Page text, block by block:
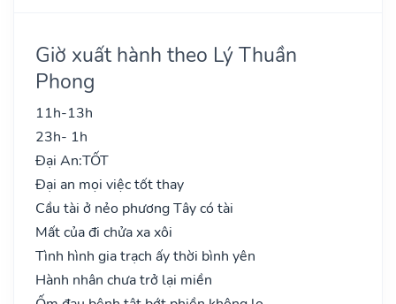
Giờ xuất hành theo Lý Thuần
Phong
11h-13h
23h- 1h
Đại An:TỐT
Đại an mọi việc tốt thay
Cầu tài ở nẻo phương Tây có tài
Mất của đi chửa xa xôi
Tình hình gia trạch ấy thời bình yên
Hành nhân chưa trở lại miền